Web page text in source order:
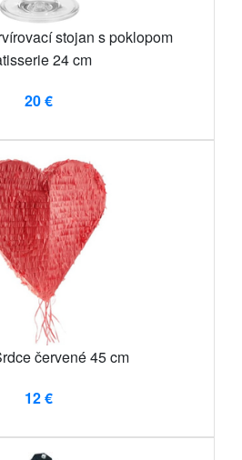
stojan s poklopom
24 cm
20 €
červené 45 cm
12 €